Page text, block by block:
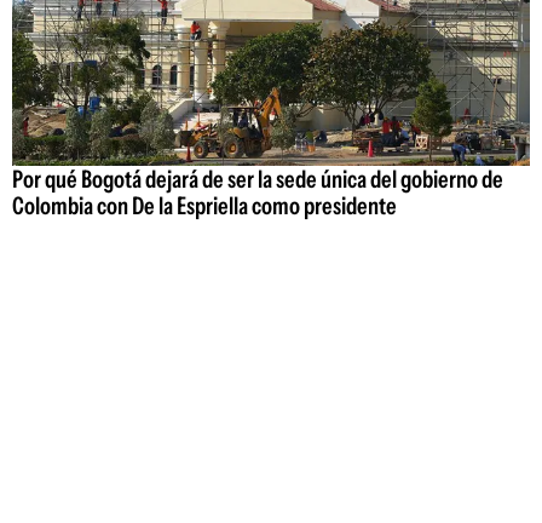
Por qué Bogotá dejará de ser la sede única del gobierno de
Colombia con De la Espriella como presidente